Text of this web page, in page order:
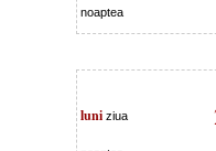
noaptea
luni ziua